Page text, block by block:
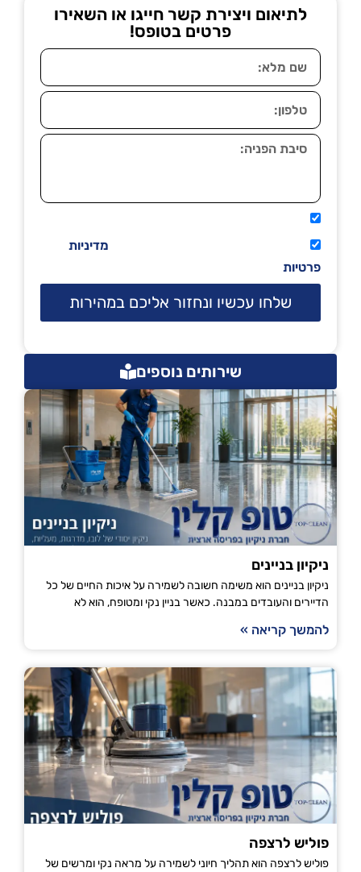
לתיאום ויצירת קשר חייגו או השאירו
פרטים בטופס!
מדיניות
פרטיות
שלחו עכשיו ונחזור אליכם במהירות
שירותים נוספים
ניקיון בניינים
ניקיון בניינים הוא משימה חשובה לשמירה על איכות החיים של כל
הדיירים והעובדים במבנה. כאשר בניין נקי ומטופח, הוא לא
להמשך קריאה »
פוליש לרצפה
פוליש לרצפה הוא תהליך חיוני לשמירה על מראה נקי ומרשים של